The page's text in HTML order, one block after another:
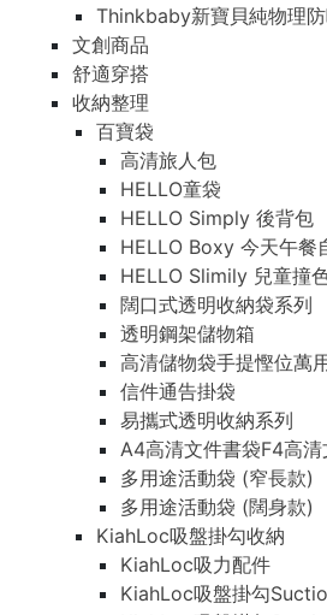
Thinkbaby新寶貝純物理
文創商品
舒適穿搭
收納整理
百寶袋
高清旅人包
HELLO童袋
HELLO Simply 後背包
HELLO Boxy 今天午餐
HELLO Slimily 兒童撞
闊口式透明收納袋系列
透明鋼架儲物箱
高清儲物袋手提慳位萬
信件通告掛袋
易攜式透明收納系列
A4高清文件書袋F4高清
多用途活動袋 (窄長款)
多用途活動袋 (闊身款)
KiahLoc吸盤掛勾收納
KiahLoc吸力配件
KiahLoc吸盤掛勾